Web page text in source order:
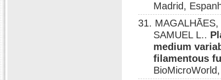
Madrid,
31.
SAMUEL L..
medium
filamentous